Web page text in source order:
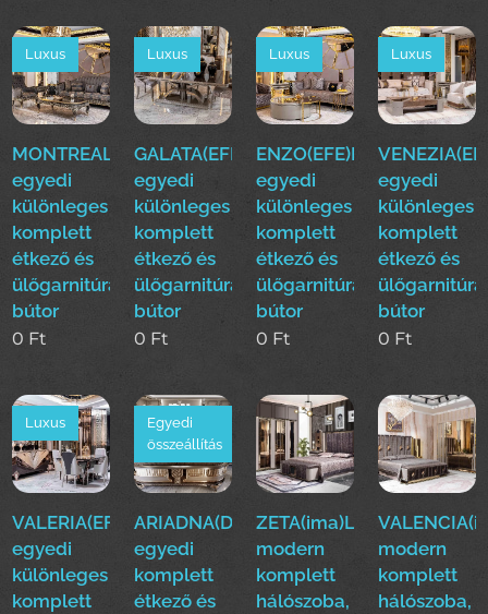
MONTREAL(EFE)Luxus
egyedi
különleges
komplett
étkező és
ülőgarnitúra
bútor
Luxus
0 Ft
GALATA(EFE)Luxus
egyedi
különleges
komplett
étkező és
ülőgarnitúra
bútor
Luxus
0 Ft
ENZO(EFE)Luxus
egyedi
különleges
komplett
étkező és
ülőgarnitúra
bútor
Luxus
0 Ft
egyedi
különleges
komplett
étkező és
ülőgarnitúra
bútor
Luxus
0 Ft
VALERIA(EFE)Luxus
egyedi
különleges
komplett
Luxus
ARIADNA(Duy)Luxus
egyedi
komplett
étkező és
Egyedi
összeállítás
ZETA(ima)Luxus
modern
komplett
hálószoba,
modern
komplett
hálószoba,